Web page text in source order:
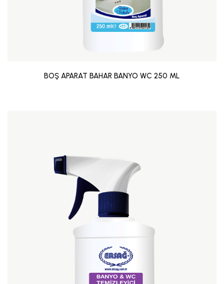
BOŞ APARAT BAHAR BANYO WC 250 ML